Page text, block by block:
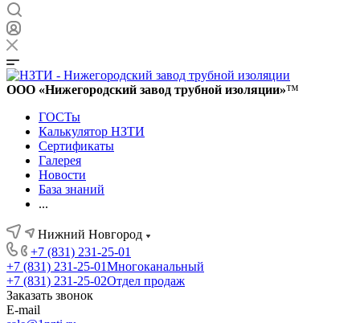
ООО «Нижегородский завод трубной изоляции»™
ГОСТы
Калькулятор НЗТИ
Сертификаты
Галерея
Новости
База знаний
...
Нижний Новгород
+7 (831) 231-25-01
+7 (831) 231-25-01Многоканальный
+7 (831) 231-25-02Отдел продаж
Заказать звонок
E-mail